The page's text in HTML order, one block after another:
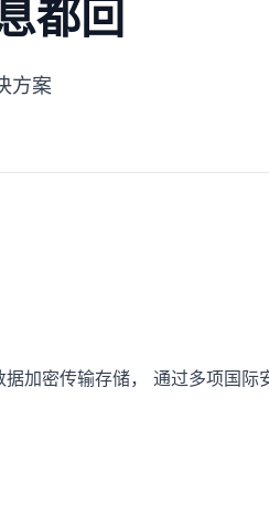
都回
方案
加密传输存储， 通过多项国际